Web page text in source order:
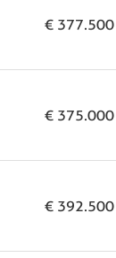
€ 377.500
€ 375.000
€ 392.500